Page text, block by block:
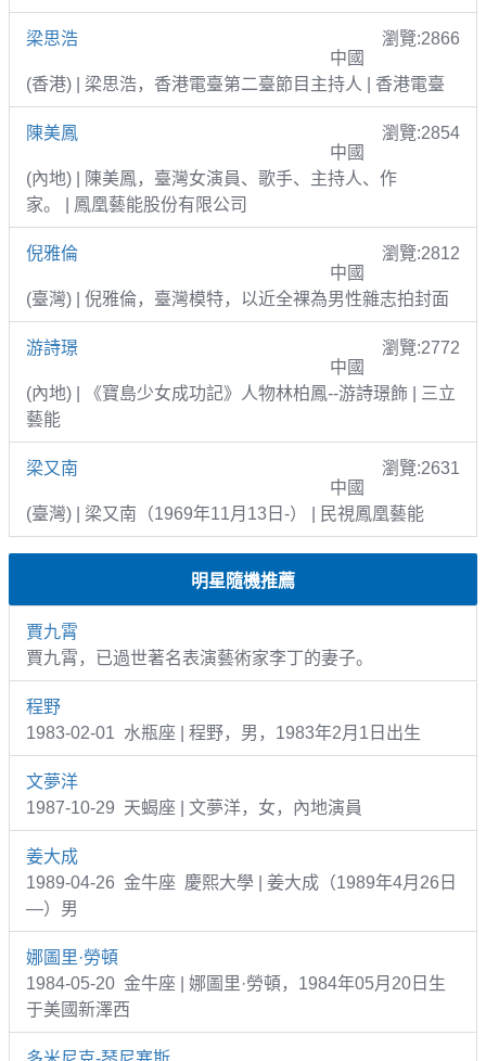
梁思浩
瀏覽:2866
中國
(香港) | 梁思浩，香港電臺第二臺節目主持人 | 香港電臺
陳美鳳
瀏覽:2854
中國
(內地) | 陳美鳳，臺灣女演員、歌手、主持人、作
家。 | 鳳凰藝能股份有限公司
倪雅倫
瀏覽:2812
中國
(臺灣) | 倪雅倫，臺灣模特，以近全裸為男性雜志拍封面
游詩璟
瀏覽:2772
中國
(內地) | 《寶島少女成功記》人物林柏鳳--游詩璟飾 | 三立
藝能
梁又南
瀏覽:2631
中國
(臺灣) | 梁又南（1969年11月13日-） | 民視鳳凰藝能
明星隨機推薦
賈九霄
賈九霄，已過世著名表演藝術家李丁的妻子。
程野
1983-02-01 水瓶座 | 程野，男，1983年2月1日出生
文夢洋
1987-10-29 天蝎座 | 文夢洋，女，內地演員
姜大成
1989-04-26 金牛座 慶熙大學 | 姜大成（1989年4月26日
—）男
娜圖里·勞頓
1984-05-20 金牛座 | 娜圖里·勞頓，1984年05月20日生
于美國新澤西